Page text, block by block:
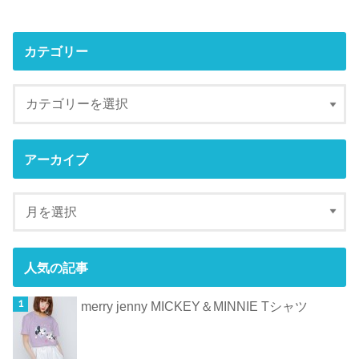
カテゴリー
アーカイブ
人気の記事
merry jenny MICKEY＆MINNIE Tシャツ